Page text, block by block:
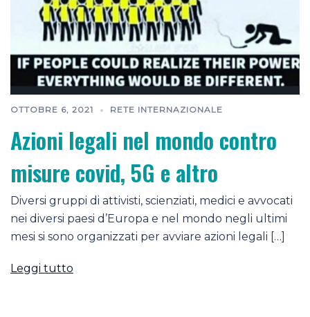
OTTOBRE 6, 2021 RETE INTERNAZIONALE
Azioni legali nel mondo contro
misure covid, 5G e altro
Diversi gruppi di attivisti, scienziati, medici e avvocati
nei diversi paesi d’Europa e nel mondo negli ultimi
mesi si sono organizzati per avviare azioni legali […]
Leggi tutto